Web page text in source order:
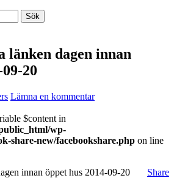
länken dagen innan
20
Lämna en kommentar
$content in
wp-
share-new/facebookshare.php on line
Share
innan öppet hus 2014-09-20